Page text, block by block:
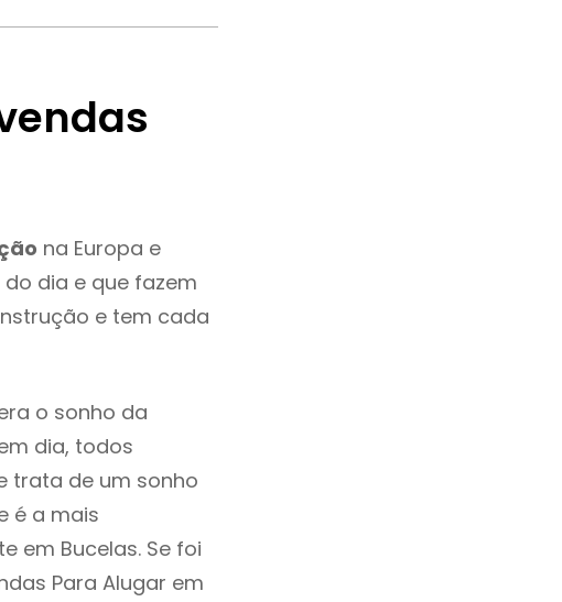
na Europa e
dia e que fazem
e tem cada
o sonho da
dia, todos
trata de um sonho
é a mais
em Bucelas. Se foi
Para Alugar em